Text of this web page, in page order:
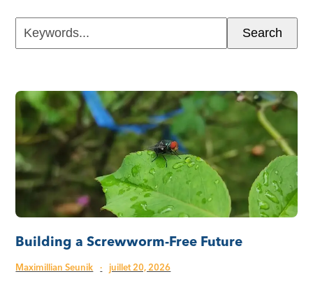
Keywords... Search
Building a Screwworm-Free Future
Maximillian Seunik · juillet 20, 2026